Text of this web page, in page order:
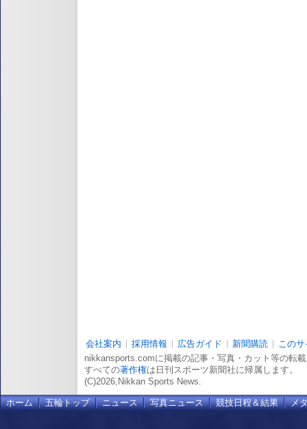
会社案内 採用情報 広告ガイド 新聞購読
この
nikkansports.comに掲載の記事・写真・カット等の転
すべての著作権は日刊スポーツ新聞社に帰属します。
(C)2026,Nikkan Sports News.
ホーム 五輪トップ ニュース 写真ニュース 競技日程＆結果 メ